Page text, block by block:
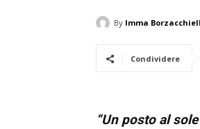
By Imma
Condividere
“Un posto al